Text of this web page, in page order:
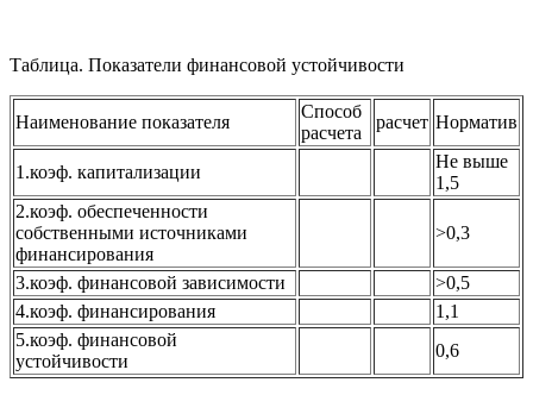
Таблица. Показатели финансовой устойчивости
Наименование показателя
Способ
расчета
расчет Норматив
1.коэф. капитализации
Не выше
1,5
2.коэф. обеспеченности
собственными источниками
финансирования
>0,3
3.коэф. финансовой зависимости
>0,5
4.коэф. финансирования
1,1
5.коэф. финансовой
устойчивости
0,6